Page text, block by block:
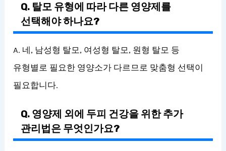
Q. 탈모 유형에 따라 다른 영양제를
선택해야 하나요?
A. 네, 남성형 탈모, 여성형 탈모, 원형 탈모 등
유형별로 필요한 영양소가 다르므로 맞춤형 선택이
필요합니다.
Q. 영양제 외에 두피 건강을 위한 추가
관리법은 무엇인가요?